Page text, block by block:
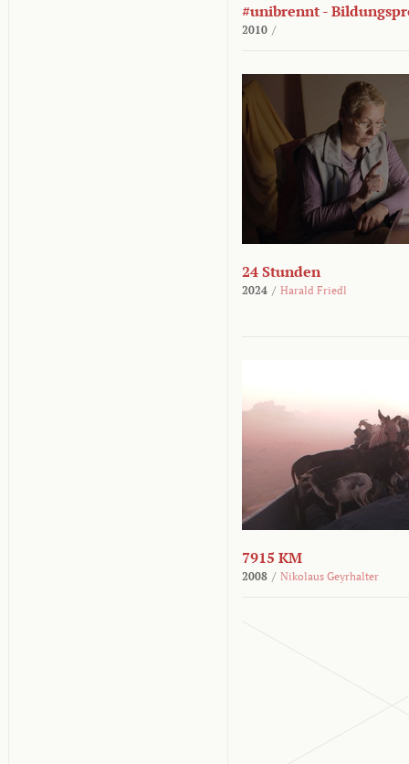
#unibrennt -
2010 /
24 Stunden
2024 / Harald Friedl
7915 KM
2008 / Nikolaus Geyrhalter